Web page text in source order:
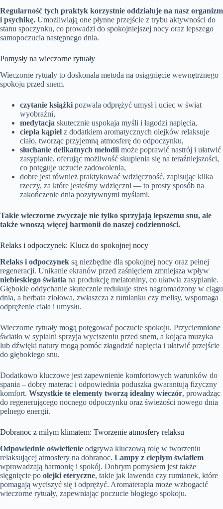
Regularność tych praktyk korzystnie oddziałuje na nasz organizm
i psychikę. Umożliwiają one płynne przejście z trybu aktywności do
stanu spoczynku, co prowadzi do spokojniejszej nocy oraz lepszego
samopoczucia następnego dnia.
Pomysły na wieczorne rytuały
Wieczorne rytuały to doskonała metoda na osiągnięcie wewnętrznego
spokoju przed snem.
czytanie książki pozwala odprężyć umysł i uciec w świat
wyobraźni,
medytacja skutecznie uspokaja myśli i łagodzi napięcia,
ciepła kąpiel z dodatkiem aromatycznych olejków relaksuje
ciało, tworząc przyjemną atmosferę do odpoczynku,
słuchanie delikatnych melodii może poprawić nastrój i ułatwić
zasypianie, oferując możliwość skupienia się na teraźniejszości,
co potęguje uczucie zadowolenia,
dobre jest również praktykować wdzięczność, zapisując kilka
rzeczy, za które jesteśmy wdzięczni — to prosty sposób na
zakończenie dnia pozytywnymi myślami.
Takie wieczorne zwyczaje nie tylko sprzyjają lepszemu snu, ale
także wnoszą więcej harmonii do naszej codzienności.
Relaks i odpoczynek: Klucz do spokojnej nocy
Relaks i odpoczynek są niezbędne dla spokojnej nocy oraz pełnej
regeneracji. Unikanie ekranów przed zaśnięciem zmniejsza wpływ
niebieskiego światła na produkcję melatoniny, co ułatwia zasypianie.
Głębokie oddychanie skutecznie redukuje stres nagromadzony w ciągu
dnia, a herbata ziołowa, zwłaszcza z rumianku czy melisy, wspomaga
odprężenie ciała i umysłu.
Wieczorne rytuały mogą potęgować poczucie spokoju. Przyciemnione
światło w sypialni sprzyja wyciszeniu przed snem, a kojąca muzyka
lub dźwięki natury mogą pomóc złagodzić napięcia i ułatwić przejście
do głębokiego snu.
Dodatkowo kluczowe jest zapewnienie komfortowych warunków do
spania – dobry materac i odpowiednia poduszka gwarantują fizyczny
komfort. Wszystkie te elementy tworzą idealny wieczór, prowadząc
do regenerującego nocnego odpoczynku oraz świeżości nowego dnia
pełnego energii.
Dobranoc z miłym klimatem: Tworzenie atmosfery relaksu
Odpowiednie oświetlenie odgrywa kluczową rolę w tworzeniu
relaksującej atmosfery na dobranoc. Lampy z ciepłym światłem
wprowadzają harmonię i spokój. Dobrym pomysłem jest także
sięgnięcie po olejki eteryczne, takie jak lawenda czy rumianek, które
pomagają wyciszyć się i odprężyć. Aromaterapia może wzbogacić
wieczorne rytuały, zapewniając poczucie błogiego spokoju.